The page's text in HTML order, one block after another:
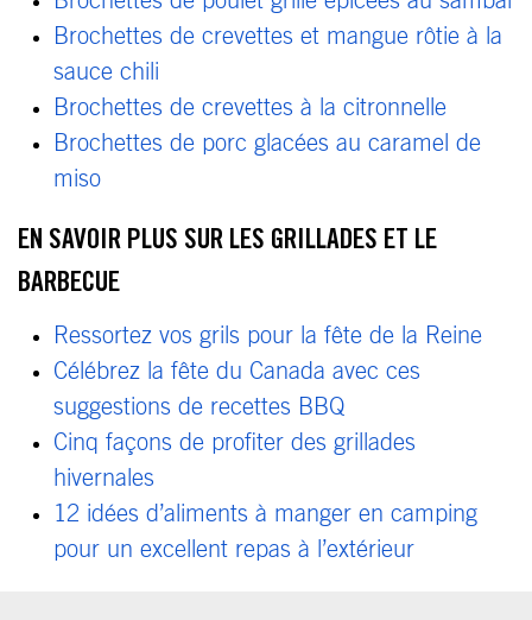
Brochettes de crevettes et mangue rôtie à la
sauce chili
Brochettes de crevettes à la citronnelle
Brochettes de porc glacées au caramel de
miso
EN SAVOIR PLUS SUR LES GRILLADES ET LE
BARBECUE
Ressortez vos grils pour la fête de la Reine
Célébrez la fête du Canada avec ces
suggestions de recettes BBQ
Cinq façons de profiter des grillades
hivernales
12 idées d’aliments à manger en camping
pour un excellent repas à l’extérieur